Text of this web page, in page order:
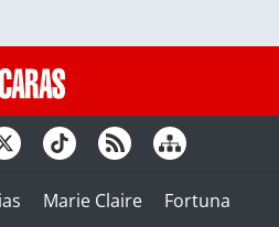
Marie Claire
Fortuna